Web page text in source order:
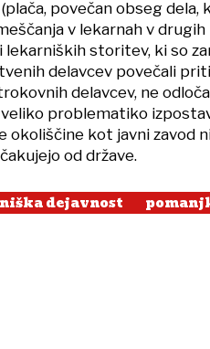
povečan obseg dela,
v lekarnah v
storitev, ki so
delavcev povečali
delavcev, ne
problematiko
okoliščine kot javni zavod
od države.
dejavnost